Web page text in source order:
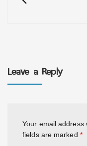
Leave a Reply
Your email address
fields are marked *